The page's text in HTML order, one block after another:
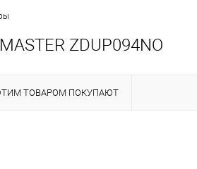
ZDUP094NO
ТОВАРОМ ПОКУПАЮТ